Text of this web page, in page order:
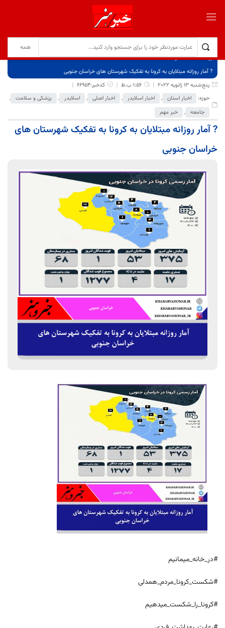
برگ نخست
نوشته‌ها
? آمار روزانه مبتلایان به کرونا به تفکیک شهرستان های خراسان جنوبی
پنج‌شنبه 13 ژانویه 2022
1:56 ب.ظ
کدخبر:66954
حوزه:
اخبار استان , اخبار اسلایدر , اخبار اصلی , اسلایدر , پزشکی و سلامت ,
جامعه , خبر مهم
? آمار روزانه مبتلایان به کرونا به تفکیک شهرستان های
خراسان جنوبی
#در_خانه_میمانیم
#شکست_کرونا_مردم_همدلی
#کرونا_را_شکست_میدهیم